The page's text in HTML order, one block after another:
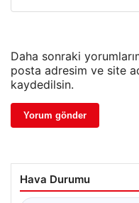
Daha sonraki
posta adresim ve site
kaydedilsin.
Hava Durumu